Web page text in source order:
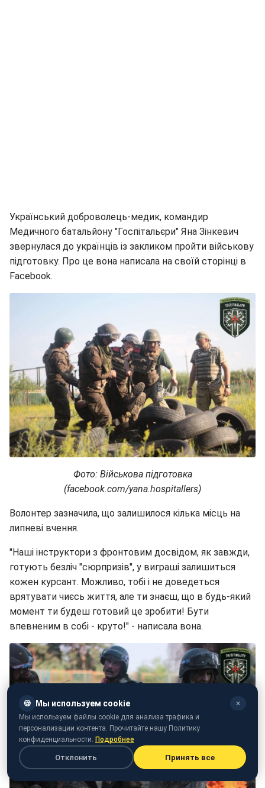
Український доброволець-медик, командир
Медичного батальйону "Госпітальєри" Яна Зінкевич
звернулася до українців із закликом пройти військову
підготовку. Про це вона написала на своїй сторінці в
Facebook.
Фото: Військова підготовка
(facebook.com/yana.hospitallers)
Волонтер зазначила, що залишилося кілька місць на
липневі вчення.
"Наші інструктори з фронтовим досвідом, як завжди,
готують безліч "сюрпризів", у виграші залишиться
кожен курсант. Можливо, тобі і не доведеться
врятувати чиєсь життя, але ти знаєш, що в будь-який
момент ти будеш готовий це зробити! Бути
впевненим в собі - круто!" - написала вона.
🍪 Мы используем cookie ✕
Мы используем файлы cookie для анализа трафика и
персонализации контента. Прочитайте нашу Политику
конфиденциальности. Подробнее
Отклонить Принять все